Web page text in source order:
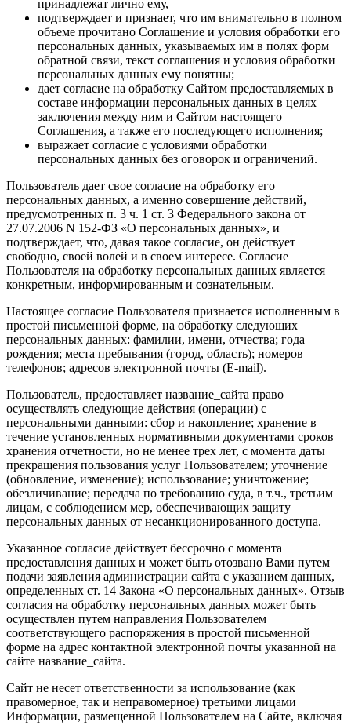
принадлежат лично ему,
подтверждает и признает, что им внимательно в полном
объеме прочитано Соглашение и условия обработки его
персональных данных, указываемых им в полях форм
обратной связи, текст соглашения и условия обработки
персональных данных ему понятны;
дает согласие на обработку Сайтом предоставляемых в
составе информации персональных данных в целях
заключения между ним и Сайтом настоящего
Соглашения, а также его последующего исполнения;
выражает согласие с условиями обработки
персональных данных без оговорок и ограничений.
Пользователь дает свое согласие на обработку его
персональных данных, а именно совершение действий,
предусмотренных п. 3 ч. 1 ст. 3 Федерального закона от
27.07.2006 N 152-ФЗ «О персональных данных», и
подтверждает, что, давая такое согласие, он действует
свободно, своей волей и в своем интересе. Согласие
Пользователя на обработку персональных данных является
конкретным, информированным и сознательным.
Настоящее согласие Пользователя признается исполненным в
простой письменной форме, на обработку следующих
персональных данных: фамилии, имени, отчества; года
рождения; места пребывания (город, область); номеров
телефонов; адресов электронной почты (E-mail).
Пользователь, предоставляет название_сайта право
осуществлять следующие действия (операции) с
персональными данными: сбор и накопление; хранение в
течение установленных нормативными документами сроков
хранения отчетности, но не менее трех лет, с момента даты
прекращения пользования услуг Пользователем; уточнение
(обновление, изменение); использование; уничтожение;
обезличивание; передача по требованию суда, в т.ч., третьим
лицам, с соблюдением мер, обеспечивающих защиту
персональных данных от несанкционированного доступа.
Указанное согласие действует бессрочно с момента
предоставления данных и может быть отозвано Вами путем
подачи заявления администрации сайта с указанием данных,
определенных ст. 14 Закона «О персональных данных». Отзыв
согласия на обработку персональных данных может быть
осуществлен путем направления Пользователем
соответствующего распоряжения в простой письменной
форме на адрес контактной электронной почты указанной на
сайте название_сайта.
Сайт не несет ответственности за использование (как
правомерное, так и неправомерное) третьими лицами
Информации, размещенной Пользователем на Сайте, включая